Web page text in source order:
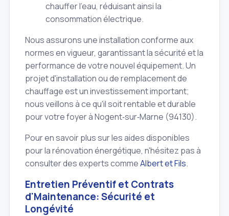
chauffer l'eau, réduisant ainsi la
consommation électrique.
Nous assurons une installation conforme aux
normes en vigueur, garantissant la sécurité et la
performance de votre nouvel équipement. Un
projet d'installation ou de remplacement de
chauffage est un investissement important;
nous veillons à ce qu'il soit rentable et durable
pour votre foyer à Nogent‑sur‑Marne (94130).
Pour en savoir plus sur les aides disponibles
pour la rénovation énergétique, n'hésitez pas à
consulter des experts commeAlbert et Fils.
Entretien Préventif et Contrats
d'Maintenance: Sécurité et
Longévité